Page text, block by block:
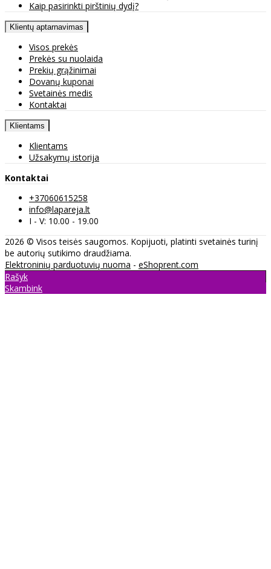
Kaip pasirinkti pirštinių dydį?
Klientų aptarnavimas
Visos prekės
Prekės su nuolaida
Prekių grąžinimai
Dovanų kuponai
Svetainės medis
Kontaktai
Klientams
Klientams
Užsakymų istorija
Kontaktai
+37060615258
info@lapareja.lt
I - V: 10.00 - 19.00
2026 © Visos teisės saugomos. Kopijuoti, platinti svetainės turinį
be autorių sutikimo draudžiama.
Elektroninių parduotuvių nuoma - eShoprent.com
Rašyk
Skambink